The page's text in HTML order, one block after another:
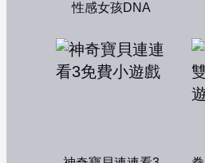
性感女孩DNA